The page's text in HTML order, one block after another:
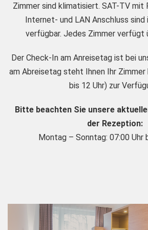
Zimmer sind klimatisiert. SAT-TV mit
Internet- und LAN Anschluss sind
verfügbar. Jedes Zimmer verfügt
Der Check-In am Anreisetag ist bei
am Abreisetag steht Ihnen Ihr Zimmer
bis 12 Uhr) zur
Bitte beachten Sie unsere
der Rezeption:
Montag – Sonntag: 07:00 Uhr